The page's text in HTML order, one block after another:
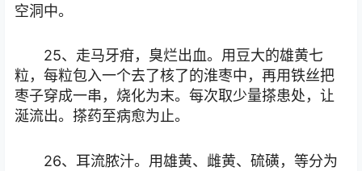
空洞中。
25、走马牙疳，臭烂出血。用豆大的雄黄七
粒，每粒包入一个去了核了的淮枣中，再用铁丝把
枣子穿成一串，烧化为末。每次取少量搽患处，让
涎流出。搽药至病愈为止。
26、耳流脓汁。用雄黄、雌黄、硫磺，等分为